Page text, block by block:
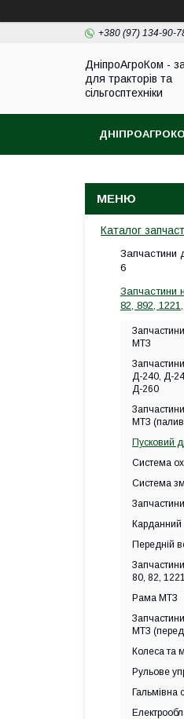
+380 (97) 134-90-
ДніпроАгроКом -
для тракторів та
сільгосптехніки
Каталог
6
Запчастини
82, 892,
МТЗ
Д-240, Д-
Д-260
МТЗ
Пусковий
Система
Система
Карданний
Передній
80, 82,
Рама МТЗ
МТЗ
Колеса та
Рульове
Гальмівна